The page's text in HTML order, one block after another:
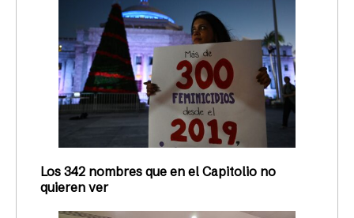
Los 342 nombres que en el Capitolio no
quieren ver